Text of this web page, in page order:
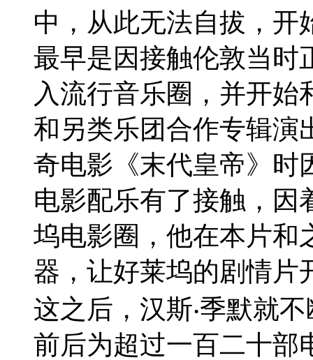
中，从此无法自拔，开
最早是因接触伦敦当时
入流行音乐圈，并开
和另类乐团合作专辑演
奇电影《末代皇帝》时
电影配乐有了接触，因
坞电影圈，他在本片和
器，让好莱坞的剧情片
这之后，汉斯‧季默就
前后为超过一百二十部